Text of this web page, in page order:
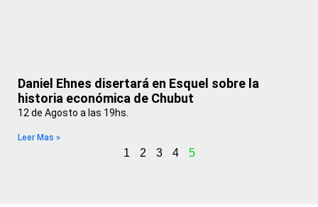
Daniel Ehnes disertará en Esquel sobre la
historia económica de Chubut
12 de Agosto a las 19hs.
Leer Mas »
1 2 3 4 5